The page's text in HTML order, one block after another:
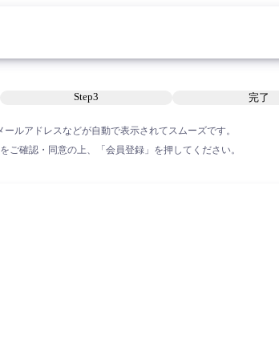
Step3 完了
ールアドレスなどが自動で表示されてスムーズです。
をご確認・同意の上、 「会員登録」を押してください。